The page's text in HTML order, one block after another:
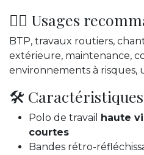
👷‍♂️ Usages
BTP, travaux routiers,
extérieure, maintenance,
environnements à risques,
🛠️ Caractéristiques
Polo de travail haute
courtes
Bandes rétro-